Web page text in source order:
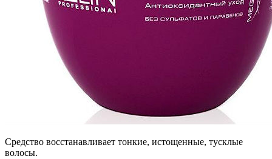
Средство восстанавливает тонкие, истощенные, тусклые
волосы.